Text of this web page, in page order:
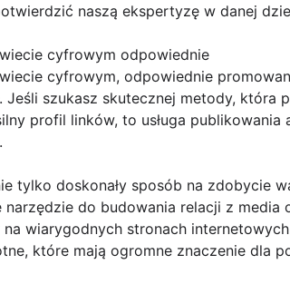
naszą ekspertyzę w danej
cyfrowym odpowiednie
cyfrowym, odpowiednie
Jeśli szukasz skutecznej metody,
profil linków, to usługa publikowania
tylko doskonały sposób na zdobycie
do budowania relacji z media
na wiarygodnych stronach
które mają ogromne znaczenie dla